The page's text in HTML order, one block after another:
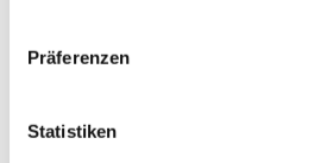
Präferenzen
Statistiken